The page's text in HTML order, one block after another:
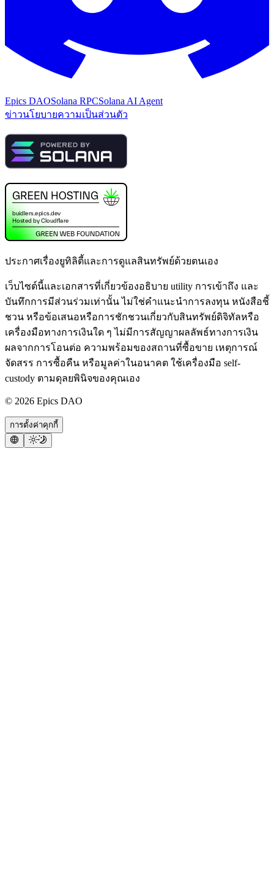
Epics DAOSolana RPCSolana AI Agent
ข่าวนโยบายความเป็นส่วนตัว
ประกาศเรื่องยูทิลิตี้และการดูแลสินทรัพย์ด้วยตนเอง
เว็บไซต์นี้และเอกสารที่เกี่ยวข้องอธิบาย utility การเข้าถึง และ
บันทึกการมีส่วนร่วมเท่านั้น ไม่ใช่คำแนะนำการลงทุน หนังสือชี้
ชวน หรือข้อเสนอหรือการชักชวนเกี่ยวกับสินทรัพย์ดิจิทัลหรือ
เครื่องมือทางการเงินใด ๆ ไม่มีการสัญญาผลลัพธ์ทางการเงิน
ผลจากการโอนต่อ ความพร้อมของสถานที่ซื้อขาย เหตุการณ์
จัดสรร การซื้อคืน หรือมูลค่าในอนาคต ใช้เครื่องมือ self-
custody ตามดุลยพินิจของคุณเอง
© 2026 Epics DAO
การตั้งค่าคุกกี้